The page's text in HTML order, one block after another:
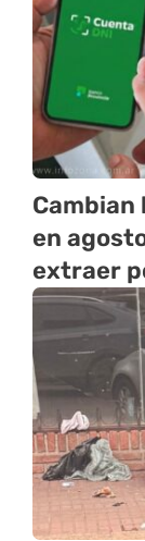
en
extraer